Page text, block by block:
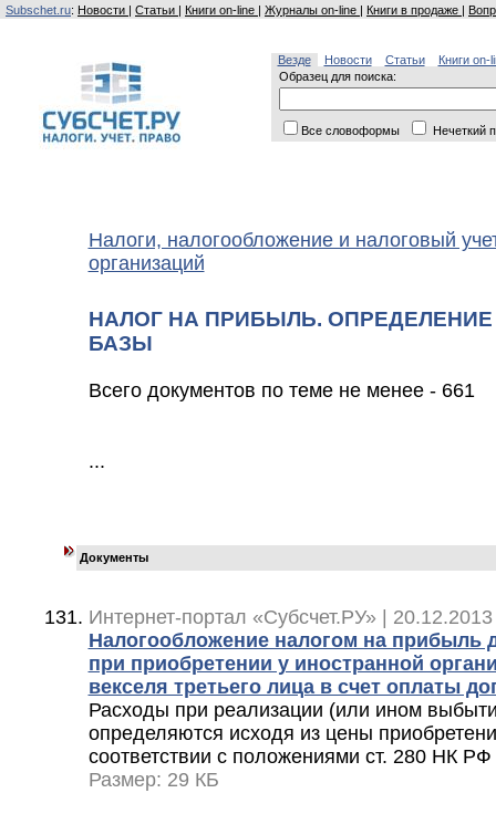
Subschet.ru: Новости | Статьи | Книги on-line | Журналы on-line | Книги в продаже |
Везде Новости Статьи
Книги on-
Образец для поиска:
Все словоформы Нечеткий
Налоги, налогообложение и налоговый
организаций
НАЛОГ НА ПРИБЫЛЬ.
БАЗЫ
Всего документов по теме не менее - 661
...
Документы
Интернет-портал «Субсчет.РУ» |
Налогообложение налогом на прибыль
при приобретении у иностранной
векселя третьего лица в счет оплаты
Расходы при реализации (или ином
определяются исходя из цены
соответствии с положениями ст. 280 НК РФ
Размер: 29 КБ